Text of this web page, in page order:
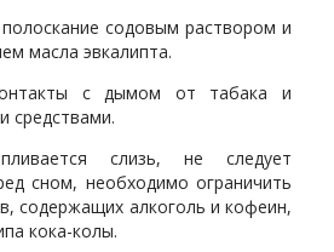
содовым раствором и
масла эвкалипта.
с дымом от табака и
средствами.
слизь, не следует
сном, необходимо ограничить
содержащих алкоголь и кофеин,
кока-колы.